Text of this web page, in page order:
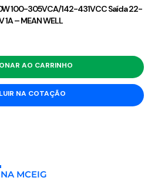
100-305VCA/142-431VCC Saída 22-
1A – MEAN WELL
AO CARRINHO
NA COTAÇÃO
MCEIG